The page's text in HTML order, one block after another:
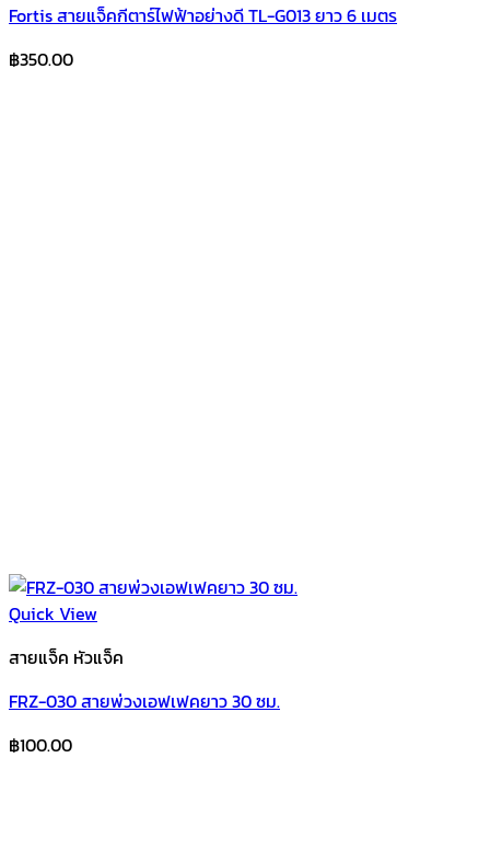
Fortis สายแจ็คกีตาร์ไฟฟ้าอย่างดี TL-G013 ยาว 6 เมตร
฿350.00
Quick View
สายแจ็ค หัวแจ็ค
FRZ-030 สายพ่วงเอฟเฟคยาว 30 ซม.
฿100.00